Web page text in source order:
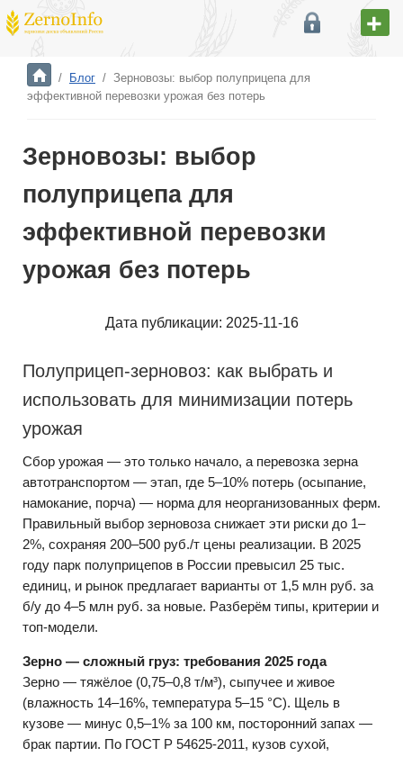
/ Блог / Зерновозы: выбор полуприцепа для
эффективной перевозки урожая без потерь
Зерновозы: выбор
полуприцепа для
эффективной перевозки
урожая без потерь
Дата публикации: 2025-11-16
Полуприцеп-зерновоз: как выбрать и
использовать для минимизации потерь
урожая
Сбор урожая — это только начало, а перевозка зерна
автотранспортом — этап, где 5–10% потерь (осыпание,
намокание, порча) — норма для неорганизованных ферм.
Правильный выбор зерновоза снижает эти риски до 1–
2%, сохраняя 200–500 руб./т цены реализации. В 2025
году парк полуприцепов в России превысил 25 тыс.
единиц, и рынок предлагает варианты от 1,5 млн руб. за
б/у до 4–5 млн руб. за новые. Разберём типы, критерии и
топ-модели.
Зерно — сложный груз: требования 2025 года
Зерно — тяжёлое (0,75–0,8 т/м³), сыпучее и живое
(влажность 14–16%, температура 5–15 °C). Щель в
кузове — минус 0,5–1% за 100 км, посторонний запах —
брак партии. По ГОСТ Р 54625-2011, кузов сухой,